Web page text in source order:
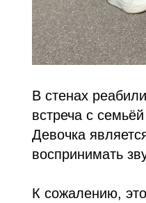
В стенах
встреча с
Девочка
воспринимать
К сожалению,